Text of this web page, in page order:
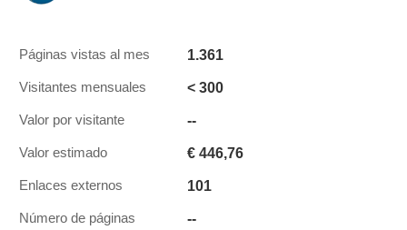
Páginas vistas al mes 1.361
Visitantes mensuales < 300
Valor por visitante --
Valor estimado € 446,76
Enlaces externos 101
Número de páginas --